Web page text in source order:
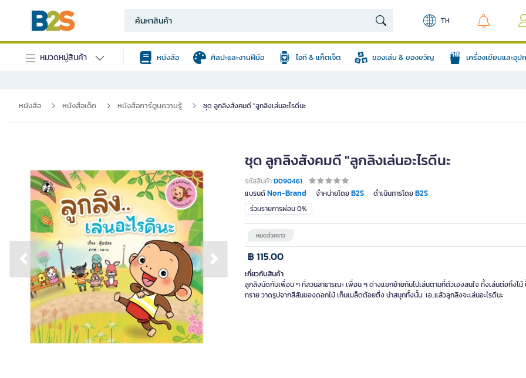
TH
หมวดหมู่สินค้า หนังสือ ศิลปะและงานฝีมือ ไอที & แก็ตเจ็ต ของเล่น & ของขวัญ เครื่องเขียนและอุ
หนังสือ หนังสือเด็ก หนังสือการ์ตูนความรู้ ชุด ลูกลิงสังคมดี "ลูกลิงเล่นอะไรดีนะ
Previous slide Next slide
ชุด ลูกลิงสังคมดี "ลูกลิงเล่นอะไรดีนะ
รหัสสินค้าD090461
แบรนด์Non-Brand จำหน่ายโดยB2S ดำเนินการโดยB2S
ร่วมรายการผ่อน 0%
หมดชั่วคราว
฿ 115.00
เกี่ยวกับสินค้า
ลูกลิงนัดกับเพื่อน ๆ ที่สวนสาธารณะ เพื่อน ๆ ต่างแยกย้ายกันไปเล่นตามที่ตัวเองสนใจ ทั้งเล่นต่อกิ่งไม้